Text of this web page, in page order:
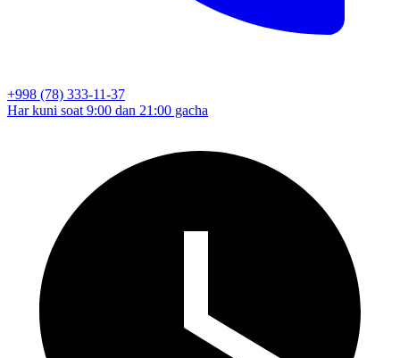
+998 (78) 333-11-37
Har kuni soat 9:00 dan 21:00 gacha